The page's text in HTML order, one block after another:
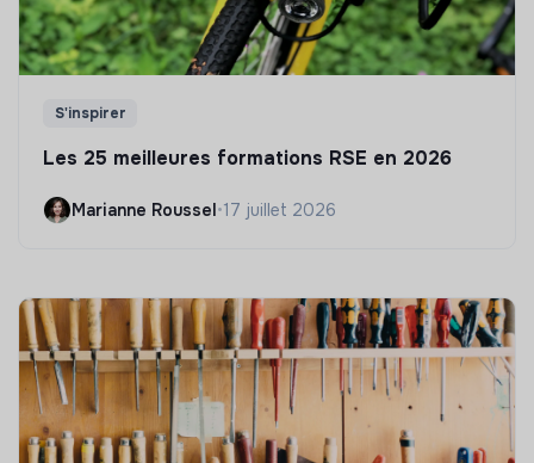
S'inspirer
Les 25 meilleures formations RSE en 2026
Marianne Roussel•17 juillet 2026